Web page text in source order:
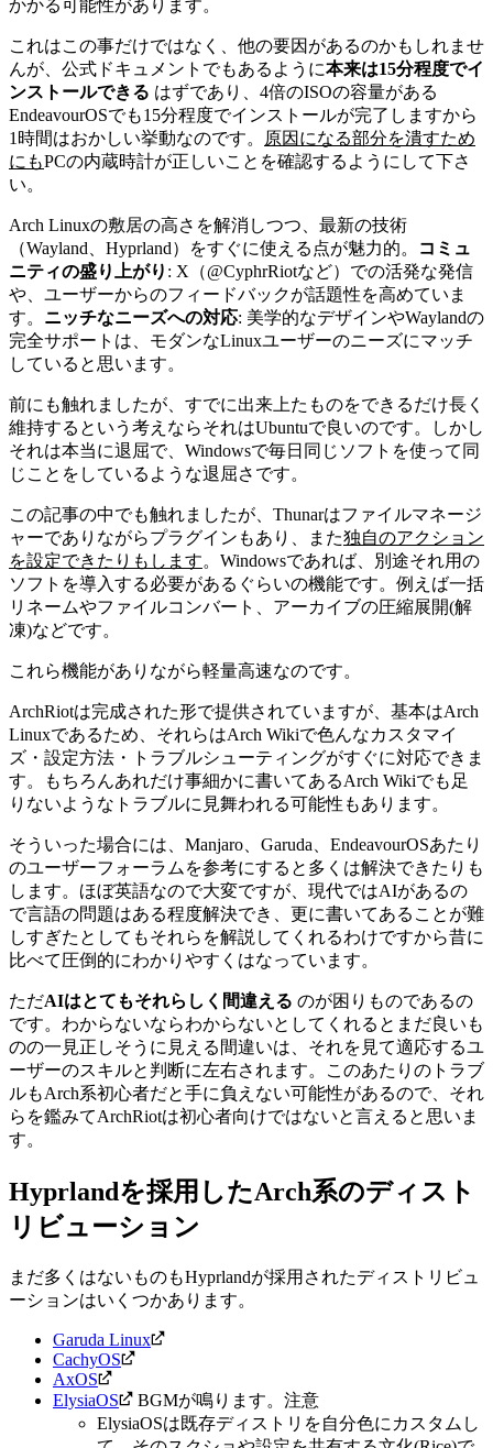
かかる可能性があります。
これはこの事だけではなく、他の要因があるのかもしれませ
んが、公式ドキュメントでもあるように本来は15分程度でイ
ンストールできる はずであり、4倍のISOの容量がある
EndeavourOSでも15分程度でインストールが完了しますから
1時間はおかしい挙動なのです。
原因になる部分を潰すため
にもPCの内蔵時計が正しいことを確認するようにして下さ
い。
Arch Linuxの敷居の高さを解消しつつ、最新の技術
（Wayland、Hyprland）をすぐに使える点が魅力的。
コミュ
ニティの盛り上がり : X（@CyphrRiotなど）での活発な発信
や、ユーザーからのフィードバックが話題性を高めていま
す。 ニッチなニーズへの対応: 美学的なデザインやWaylandの
完全サポートは、モダンなLinuxユーザーのニーズにマッチ
していると思います。
前にも触れましたが、すでに出来上たものをできるだけ長く
維持するという考えならそれはUbuntuで良いのです。しかし
それは本当に退屈で、Windowsで毎日同じソフトを使って同
じことをしているような退屈さです。
この記事の中でも触れましたが、Thunarはファイルマネージ
ャーでありながらプラグインもあり、また独自のアクション
を設定できたりもします。Windowsであれば、別途それ用の
ソフトを導入する必要があるぐらいの機能です。 例えば一括
リネームやファイルコンバート、アーカイブの圧縮展開(解
凍)などです。
これら機能がありながら軽量高速なのです。
ArchRiotは完成された形で提供されていますが、基本はArch
Linuxであるため、それらはArch Wikiで色んなカスタマイ
ズ・設定方法・トラブルシューティングがすぐに対応できま
す。もちろんあれだけ事細かに書いてあるArch Wikiでも足
りないようなトラブルに見舞われる可能性もあります。
そういった場合には、Manjaro、Garuda、EndeavourOSあたり
のユーザーフォーラムを参考にすると多くは解決できたりも
します。ほぼ英語なので大変ですが、現代ではAIがあるの
で言語の問題はある程度解決でき、更に書いてあることが難
しすぎたとしてもそれらを解説してくれるわけですから昔に
比べて圧倒的にわかりやすくはなっています。
ただAIはとてもそれらしく間違える のが困りものであるの
です。わからないならわからないとしてくれるとまだ良いも
のの一見正しそうに見える間違いは、それを見て適応するユ
ーザーのスキルと判断に左右されます。
このあたりのトラブ
ルもArch系初心者だと手に負えない可能性があるので、それ
らを鑑みてArchRiotは初心者向けではないと言えると思いま
す。
Hyprlandを採用したArch系のディスト
リビューション
まだ多くはないものもHyprlandが採用されたディストリビュ
ーションはいくつかあります。
Garuda Linux
CachyOS
AxOS
ElysiaOS
BGMが鳴ります。注意
ElysiaOSは既存ディストリを自分色にカスタムし